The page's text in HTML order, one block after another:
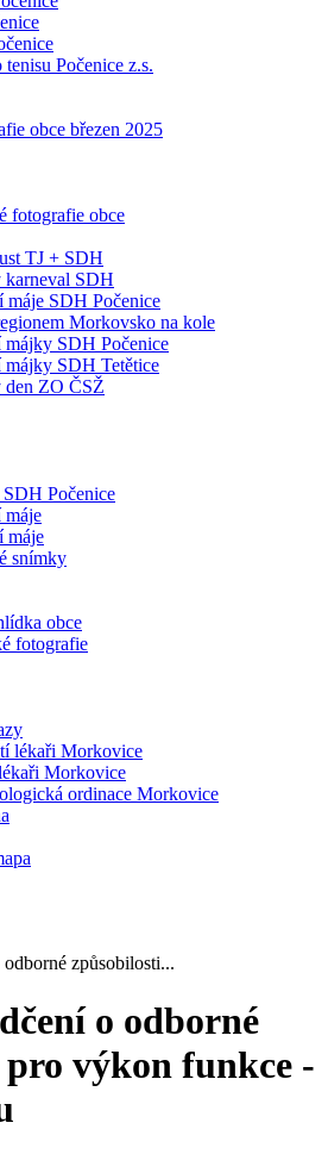
Počenice z.s.
obce březen 2025
fotografie obce
TJ + SDH
karneval SDH
máje SDH Počenice
Morkovsko na kole
májky SDH Počenice
májky SDH Tetětice
den ZO ČSŽ
SDH Počenice
máje
máje
snímky
obce
fotografie
lékaři Morkovice
Morkovice
ordinace Morkovice
způsobilosti...
o odborné
výkon funkce -